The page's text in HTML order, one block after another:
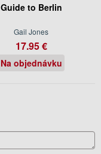
Guide to Berlin
Gail Jones
17.95 €
Na objednávku